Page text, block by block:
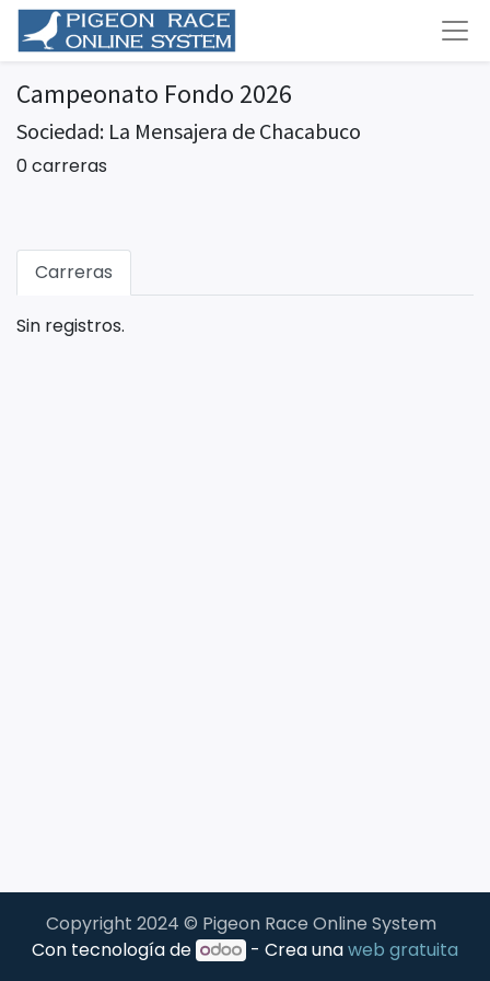
Campeonato Fondo 2026
Sociedad: La Mensajera de Chacabuco
0 carreras
Carreras
Sin registros.
Copyright 2024 © Pigeon Race Online System
Con tecnología de
- Crea unaweb gratuita